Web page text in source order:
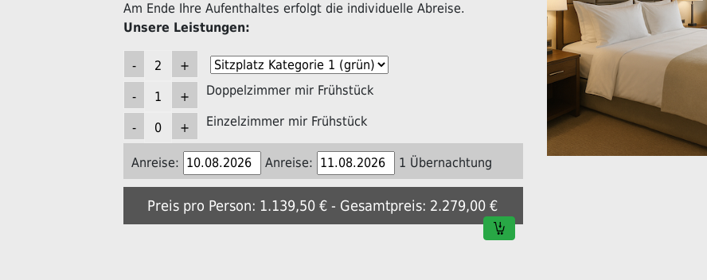
Am Ende Ihre Aufenthaltes erfolgt die individuelle Abreise.
Unsere Leistungen:
Doppelzimmer mir Frühstück
Einzelzimmer mir Frühstück
Anreise: Anreise: 1 Übernachtung
Preis pro Person: 1.139,50 € - Gesamtpreis: 2.279,00 €